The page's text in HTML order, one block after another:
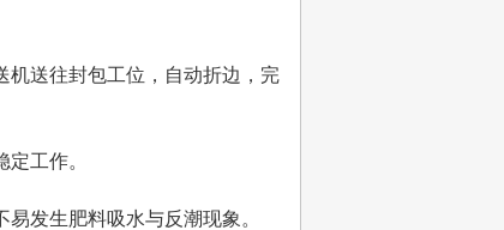
机送往封包工位，自动折边，完
工作。
发生肥料吸水与反潮现象。